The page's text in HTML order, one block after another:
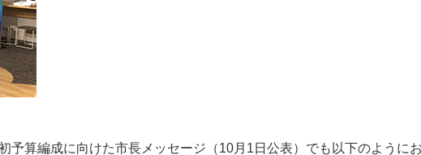
予算編成に向けた市長メッセージ（10月1日公表）でも以下のように